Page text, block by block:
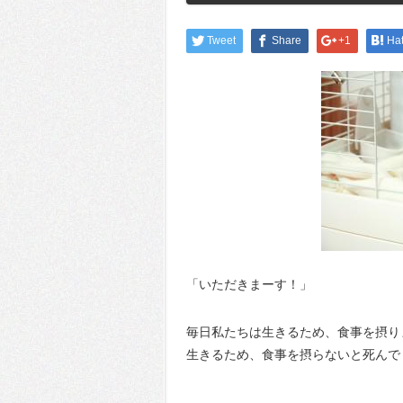
Tweet Share +1
「いただきまーす！」
毎日私たちは生きるため、食事を摂
生きるため、食事を摂らないと死ん